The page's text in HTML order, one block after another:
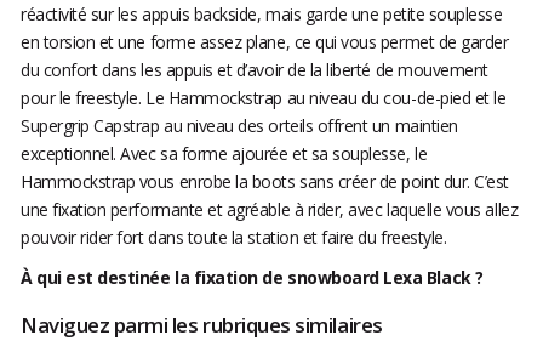
réactivité sur les appuis backside, mais garde une petite souplesse
en torsion et une forme assez plane, ce qui vous permet de garder
du confort dans les appuis et d’avoir de la liberté de mouvement
pour le freestyle. Le Hammockstrap au niveau du cou-de-pied et le
Supergrip Capstrap au niveau des orteils offrent un maintien
exceptionnel. Avec sa forme ajourée et sa souplesse, le
Hammockstrap vous enrobe la boots sans créer de point dur. C’est
une fixation performante et agréable à rider, avec laquelle vous allez
pouvoir rider fort dans toute la station et faire du freestyle.
À qui est destinée la fixation de snowboard Lexa Black ?
Naviguez parmi les rubriques similaires